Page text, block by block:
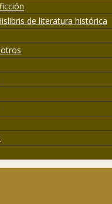
de literatura histórica